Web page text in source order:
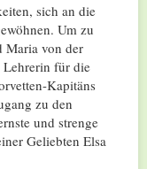
sich an die
Um zu
Maria von der
Lehrerin für die
Kapitäns
zu den
und strenge
Geliebten Elsa